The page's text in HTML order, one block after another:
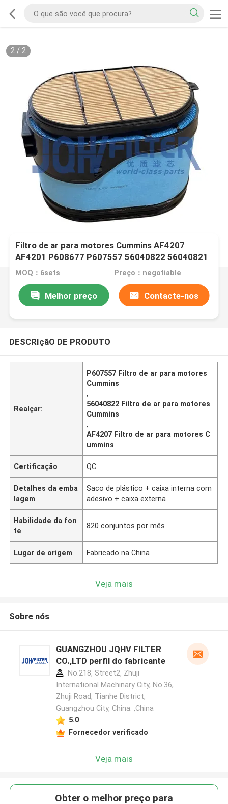
2/ 2
Filtro de ar para motores Cummins AF4207
AF4201 P608677 P607557 56040822 56040821
MOQ：6sets Preço：negotiable
Melhor preço Contacte-nos
DESCRIçãO DE PRODUTO
Realçar:
P607557 Filtro de ar para motores
Cummins
,
56040822 Filtro de ar para motores
Cummins
,
AF4207 Filtro de ar para motores C
ummins
Certificação QC
Detalhes da emba
lagem
Saco de plástico + caixa interna com
adesivo + caixa externa
Habilidade da fon
te
820 conjuntos por mês
Lugar de origem Fabricado na China
Veja mais
Sobre nós
GUANGZHOU JQHV FILTER
CO.,LTD perfil do fabricante
No.218, Street2, Zhuji
International Machinary City, No.36,
Zhuji Road, Tianhe District,
Guangzhou City, China. ,China
5.0
Fornecedor verificado
Veja mais
Obter o melhor preço para